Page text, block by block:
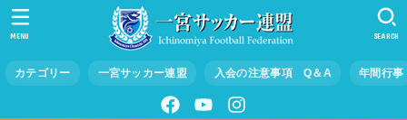
カテゴリー 一宮サッカー連盟 入会の注意事項 Q＆A 年間行事
SEARCH
MENU